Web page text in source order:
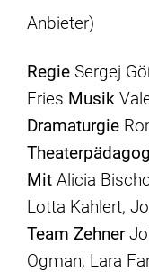
Anbieter)
Regie Sergej
Fries Musik
Dramaturgie
Mit Alicia
Lotta Kahlert,
Team Zehner
Ogman, Lara